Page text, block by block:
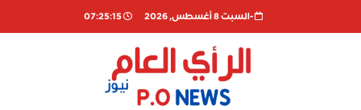
-السبت 8 أغسطس, 2026 07:25:16